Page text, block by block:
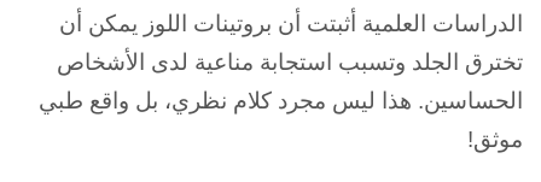
الدراسات العلمية أثبتت أن بروتينات اللوز يمكن أن
تخترق الجلد وتسبب استجابة مناعية لدى الأشخاص
الحساسين. هذا ليس مجرد كلام نظري، بل واقع طبي
موثق!